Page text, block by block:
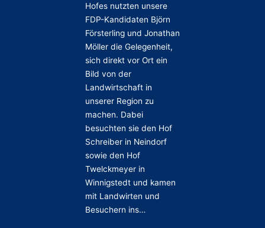
Hofes nutzten unsere
FDP-Kandidaten Björn
Försterling und Jonathan
Möller die Gelegenheit,
sich direkt vor Ort ein
Bild von der
Landwirtschaft in
unserer Region zu
machen. Dabei
besuchten sie den Hof
Schreiber in Neindorf
sowie den Hof
Twelckmeyer in
Winnigstedt und kamen
mit Landwirten und
Besuchern ins…